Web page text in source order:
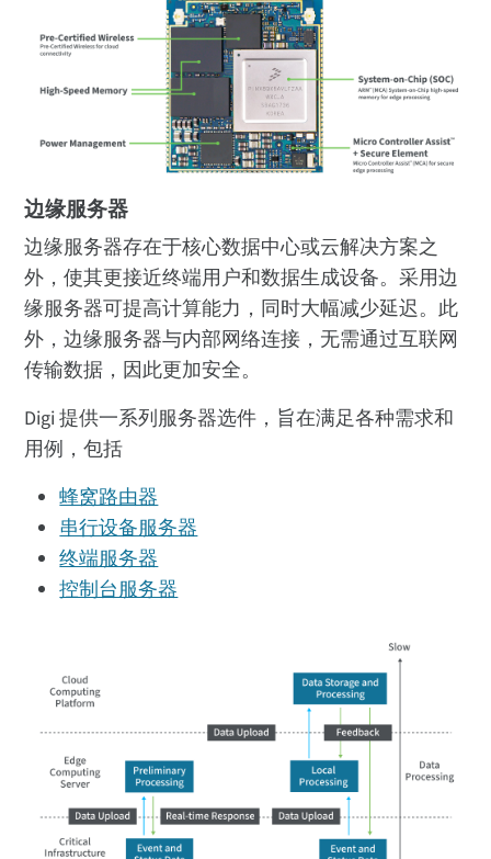
边缘服务器
边缘服务器存在于核心数据中心或云解决方案之
外，使其更接近终端用户和数据生成设备。采用边
缘服务器可提高计算能力，同时大幅减少延迟。此
外，边缘服务器与内部网络连接，无需通过互联网
传输数据，因此更加安全。
Digi 提供一系列服务器选件，旨在满足各种需求和
用例，包括
蜂窝路由器
串行设备服务器
终端服务器
控制台服务器